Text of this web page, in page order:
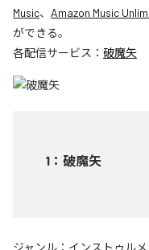
Music、 Amazon Music
ができる。
各配信サービス： 破魔矢
1 ： 破魔矢
ジャンル： インストゥル